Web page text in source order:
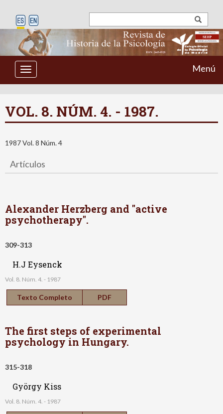
Toggle
navigation
Menú
VOL. 8. NÚM. 4. - 1987.
1987 Vol. 8 Núm. 4
Artículos
Alexander Herzberg and "active
psychotherapy".
309-313
H.J Eysenck
Vol. 8. Núm. 4. - 1987
Texto Completo PDF
The first steps of experimental
psychology in Hungary.
315-318
György Kiss
Vol. 8. Núm. 4. - 1987